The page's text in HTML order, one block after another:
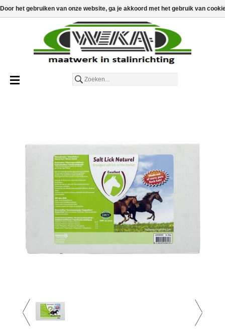
€0,00
€ Toevoegen aan winkelwagen
Door het gebruiken van onze website, ga je akkoord met het gebruik van